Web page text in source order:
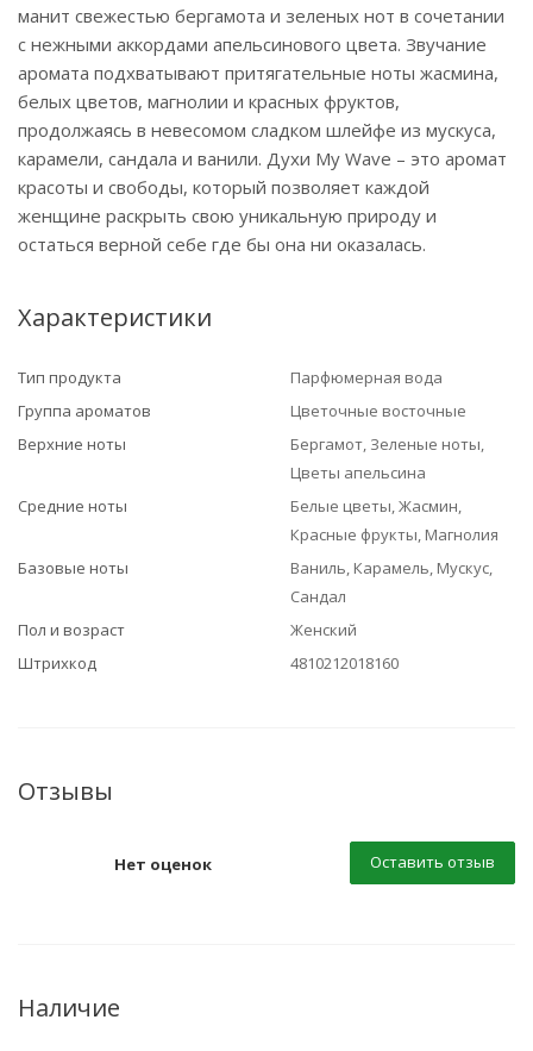
манит свежестью бергамота и зеленых нот в сочетании
с нежными аккордами апельсинового цвета. Звучание
аромата подхватывают притягательные ноты жасмина,
белых цветов, магнолии и красных фруктов,
продолжаясь в невесомом сладком шлейфе из мускуса,
карамели, сандала и ванили. Духи My Wave – это аромат
красоты и свободы, который позволяет каждой
женщине раскрыть свою уникальную природу и
остаться верной себе где бы она ни оказалась.
Характеристики
Тип продукта
Парфюмерная вода
Группа ароматов
Цветочные восточные
Верхние ноты
Бергамот, Зеленые ноты,
Цветы апельсина
Средние ноты
Белые цветы, Жасмин,
Красные фрукты, Магнолия
Базовые ноты
Ваниль, Карамель, Мускус,
Сандал
Пол и возраст
Женский
Штрихкод
4810212018160
Отзывы
Нет оценок Оставить отзыв
Наличие